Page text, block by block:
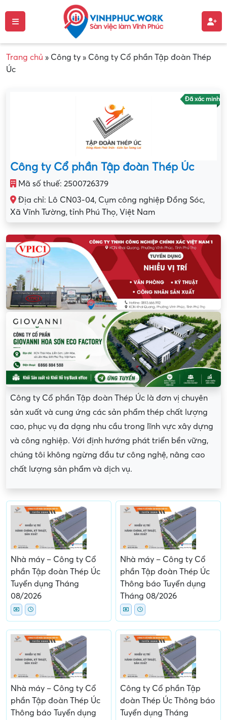
Trang chủ » Công ty » Công ty Cổ phần Tập đoàn Thép
Úc
Đã xác minh
Công ty Cổ phần Tập đoàn Thép Úc
Mã số thuế: 2500726379
Địa chỉ: Lô CN03-04, Cụm công nghiệp Đồng Sóc,
Xã Vĩnh Tường, tỉnh Phú Thọ, Việt Nam
Công ty Cổ phần Tập đoàn Thép Úc là đơn vị chuyên
sản xuất và cung ứng các sản phẩm thép chất lượng
cao, phục vụ đa dạng nhu cầu trong lĩnh vực xây dựng
và công nghiệp. Với định hướng phát triển bền vững,
chúng tôi không ngừng đầu tư công nghệ, nâng cao
chất lượng sản phẩm và dịch vụ.
Nhà máy – Công ty Cổ
phần Tập đoàn Thép Úc
Tuyển dụng Tháng
08/2026
Nhà máy – Công ty Cổ
phần Tập đoàn Thép Úc
Thông báo Tuyển dụng
Tháng 08/2026
Nhà máy – Công ty Cổ
phần Tập đoàn Thép Úc
Thông báo Tuyển dụng
Công ty Cổ phần Tập
đoàn Thép Úc Thông báo
Tuyển dụng Tháng